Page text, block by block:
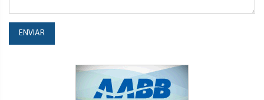
ENVIAR